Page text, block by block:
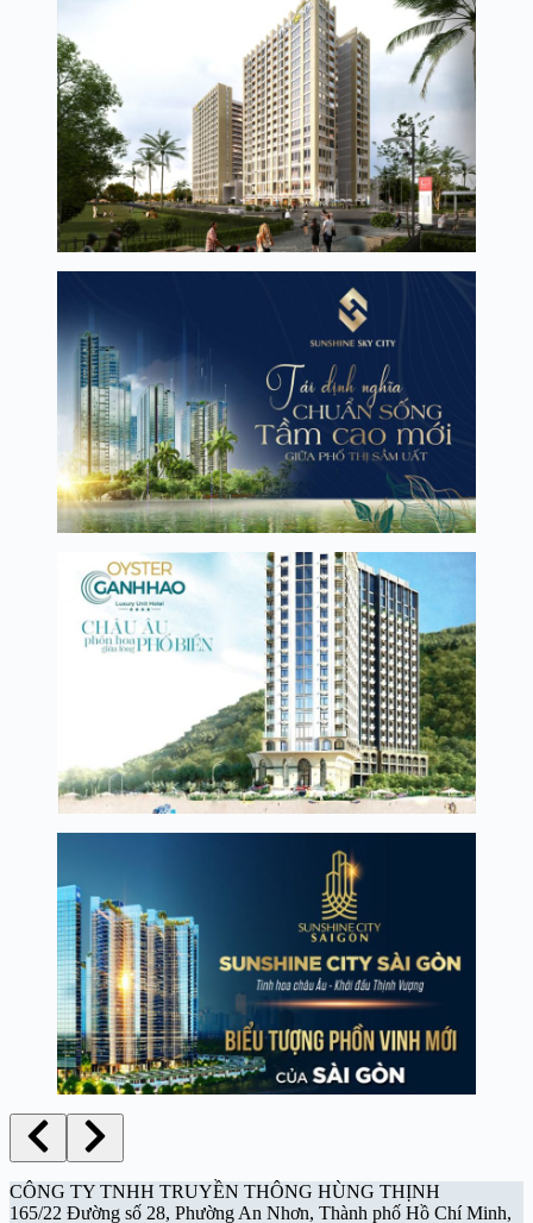
CÔNG TY TNHH TRUYỀN THÔNG HÙNG THỊNH
165/22 Đường số 28, Phường An Nhơn, Thành phố Hồ Chí Minh,